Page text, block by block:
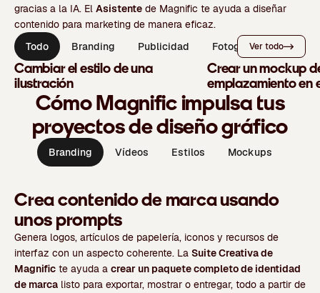
gracias a la IA. El Asistente de Magnific te ayuda a diseñar
contenido para marketing de manera eficaz.
Todo
Branding Publicidad FotografíaVer todo
Cambiar el estilo de una
ilustración
Crear un mockup
emplazamiento en
Cómo Magnific impulsa tus
proyectos de diseño gráfico
Branding Vídeos Estilos Mockups
Crea contenido de marca usando
unos prompts
Genera logos, artículos de papelería, iconos y recursos de
interfaz con un aspecto coherente. La Suite Creativa de
Magnific te ayuda a crear un paquete completo de identidad
de marca listo para exportar, mostrar o entregar, todo a partir de